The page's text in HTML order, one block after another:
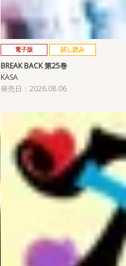
電子版 試し読み
BREAK BACK 第25巻
KASA
発売日：2026.08.06